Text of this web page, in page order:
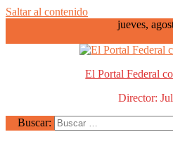
Saltar al contenido
jueves,
El Portal Federal
Director:
Buscar: